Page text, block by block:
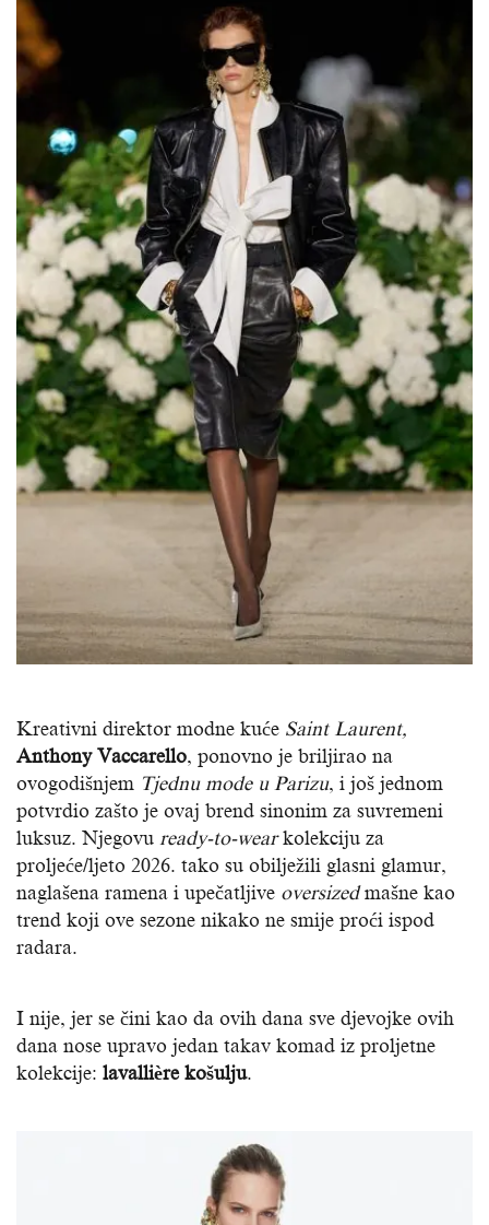
Kreativni direktor modne kuće Saint Laurent,
Anthony Vaccarello, ponovno je briljirao na
ovogodišnjem Tjednu mode u Parizu, i još jednom
potvrdio zašto je ovaj brend sinonim za suvremeni
luksuz. Njegovu ready-to-wearkolekciju za
proljeće/ljeto 2026. tako su obilježili glasni glamur,
naglašena ramena i upečatljive oversizedmašne kao
trend koji ove sezone nikako ne smije proći ispod
radara.
I nije, jer se čini kao da ovih dana sve djevojke ovih
dana nose upravo jedan takav komad iz proljetne
kolekcije: lavallière košulju.